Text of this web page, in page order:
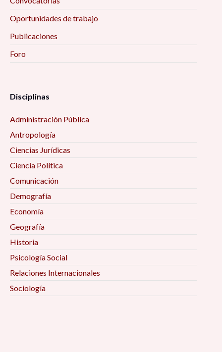
Oportunidades de trabajo
Publicaciones
Foro
Disciplinas
Administración Pública
Antropología
Ciencias Jurídicas
Ciencia Política
Comunicación
Demografía
Economía
Geografía
Historia
Psicología Social
Relaciones Internacionales
Sociología